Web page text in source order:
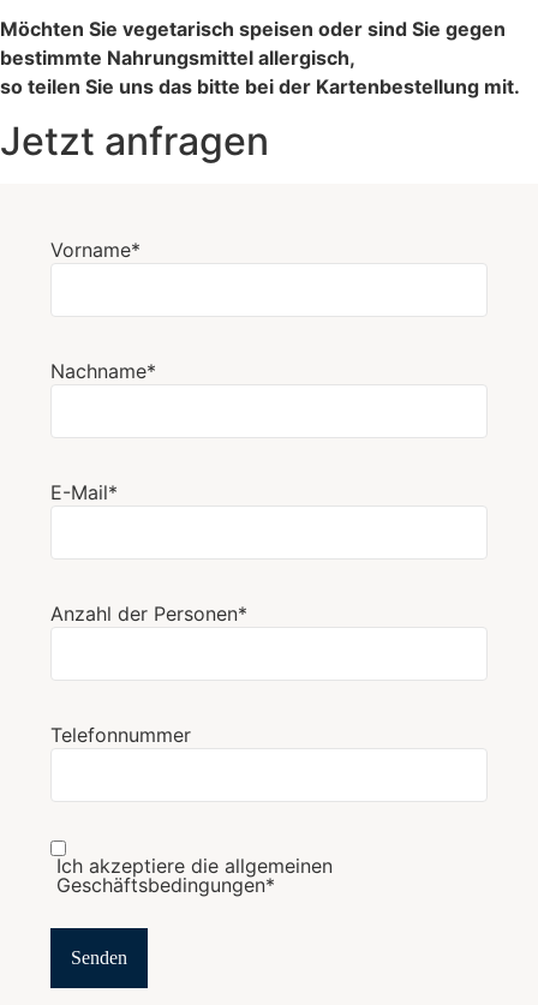
Möchten Sie vegetarisch speisen oder sind Sie gegen
bestimmte Nahrungsmittel allergisch,
so teilen Sie uns das bitte bei der Kartenbestellung mit.
Jetzt anfragen
Vorname*
Nachname*
E-Mail*
Anzahl der Personen*
Telefonnummer
Ich akzeptiere die allgemeinen
Geschäftsbedingungen*